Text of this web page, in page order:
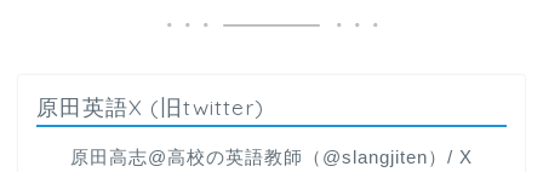
原田英語X (旧twitter)
原田高志@高校の英語教師（@slangjiten）/ X